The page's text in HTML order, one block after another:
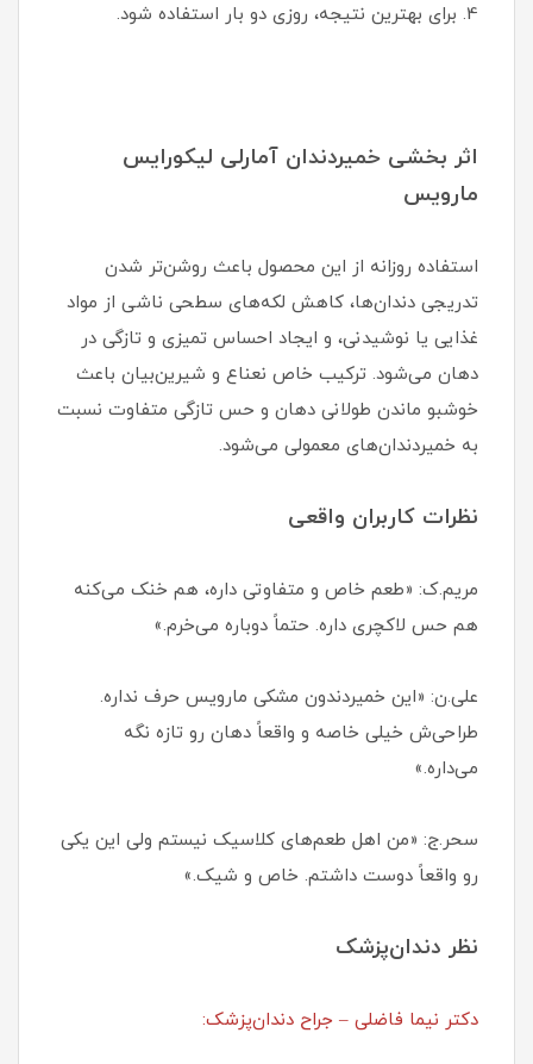
4. برای بهترین نتیجه، روزی دو بار استفاده شود.
اثر بخشی خمیردندان آمارلی لیکورایس
مارویس
استفاده روزانه از این محصول باعث روشن‌تر شدن
تدریجی دندان‌ها، کاهش لکه‌های سطحی ناشی از مواد
غذایی یا نوشیدنی، و ایجاد احساس تمیزی و تازگی در
دهان می‌شود. ترکیب خاص نعناع و شیرین‌بیان باعث
خوشبو ماندن طولانی دهان و حس تازگی متفاوت نسبت
به خمیردندان‌های معمولی می‌شود.
نظرات کاربران واقعی
مریم.ک: «طعم خاص و متفاوتی داره، هم خنک می‌کنه
هم حس لاکچری داره. حتماً دوباره می‌خرم.»
علی.ن: «این خمیردندون مشکی مارویس حرف نداره.
طراحی‌ش خیلی خاصه و واقعاً دهان رو تازه نگه
می‌داره.»
سحر.ج: «من اهل طعم‌های کلاسیک نیستم ولی این یکی
رو واقعاً دوست داشتم. خاص و شیک.»
نظر دندان‌پزشک
دکتر نیما فاضلی – جراح دندان‌پزشک: